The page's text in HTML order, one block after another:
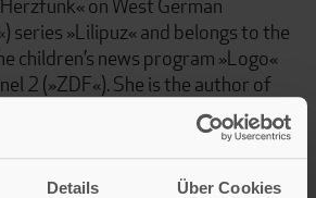
Details Über Cookies
on West German
series »Lilipuz« and belongs to the
children’s news program »Logo«
2 (»ZDF«). She is the author of
as well as brochures for
Center for Health Education.
the mother of a daughter and two